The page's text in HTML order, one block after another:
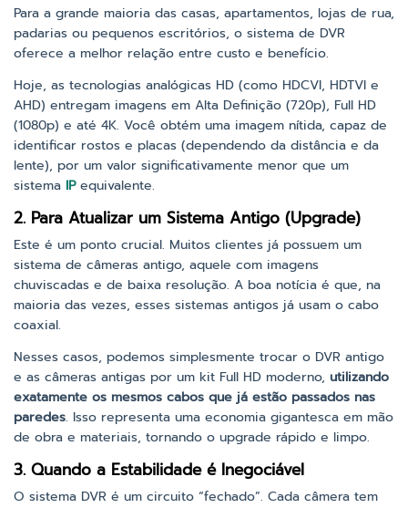
Para a grande maioria das casas, apartamentos, lojas de rua,
padarias ou pequenos escritórios, o sistema de DVR
oferece a melhor relação entre custo e benefício.
Hoje, as tecnologias analógicas HD (como HDCVI, HDTVI e
AHD) entregam imagens em Alta Definição (720p), Full HD
(1080p) e até 4K. Você obtém uma imagem nítida, capaz de
identificar rostos e placas (dependendo da distância e da
lente), por um valor significativamente menor que um
sistema IPequivalente.
2. Para Atualizar um Sistema Antigo (Upgrade)
Este é um ponto crucial. Muitos clientes já possuem um
sistema de câmeras antigo, aquele com imagens
chuviscadas e de baixa resolução. A boa notícia é que, na
maioria das vezes, esses sistemas antigos já usam o cabo
coaxial.
Nesses casos, podemos simplesmente trocar o DVR antigo
e as câmeras antigas por um kit Full HD moderno, utilizando
exatamente os mesmos cabos que já estão passados nas
paredes. Isso representa uma economia gigantesca em mão
de obra e materiais, tornando o upgrade rápido e limpo.
3. Quando a Estabilidade é Inegociável
O sistema DVR é um circuito “fechado”. Cada câmera tem